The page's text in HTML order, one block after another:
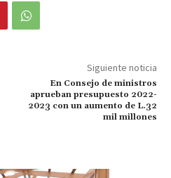
Siguiente noticia
En Consejo de ministros
aprueban presupuesto 2022-
2023 con un aumento de L.32
mil millones